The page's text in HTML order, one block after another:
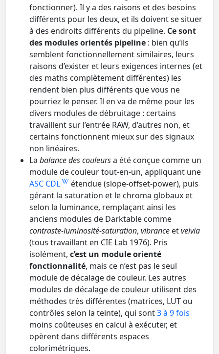
fonctionner). Il y a des raisons et des besoins
différents pour les deux, et ils doivent se situer
à des endroits différents du pipeline. Ce sont
des modules orientés pipeline : bien qu’ils
semblent fonctionnellement similaires, leurs
raisons d’exister et leurs exigences internes (et
des maths complètement différentes) les
rendent bien plus différents que vous ne
pourriez le penser. Il en va de même pour les
divers modules de débruitage : certains
travaillent sur l’entrée RAW, d’autres non, et
certains fonctionnent mieux sur des signaux
non linéaires.
La balance des couleursa été conçue comme un
module de couleur tout-en-un, appliquant une
ASC CDL
étendue (slope-offset-power), puis
gérant la saturation et le chroma globaux et
selon la luminance, remplaçant ainsi les
anciens modules de Darktable comme
contraste-luminosité-saturation, vibrance etvelvia
(tous travaillant en CIE Lab 1976). Pris
isolément, c’est un module orienté
fonctionnalité, mais ce n’est pas le seul
module de décalage de couleur. Les autres
modules de décalage de couleur utilisent des
méthodes très différentes (matrices, LUT ou
contrôles selon la teinte), qui sont3 à 9 fois
moins coûteuses en calcul à exécuter, et
opèrent dans différents espaces
colorimétriques.